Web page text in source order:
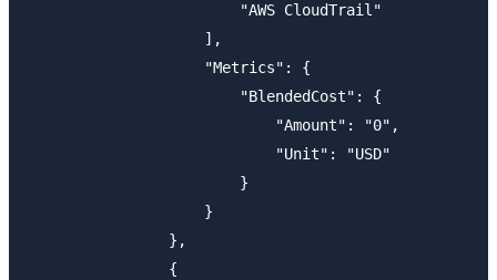
                        "AWS CloudTrail"
                    ],
                    "Metrics": {
                        "BlendedCost": {
                            "Amount": "0",
                            "Unit": "USD"
                        }
                    }
                },
                {